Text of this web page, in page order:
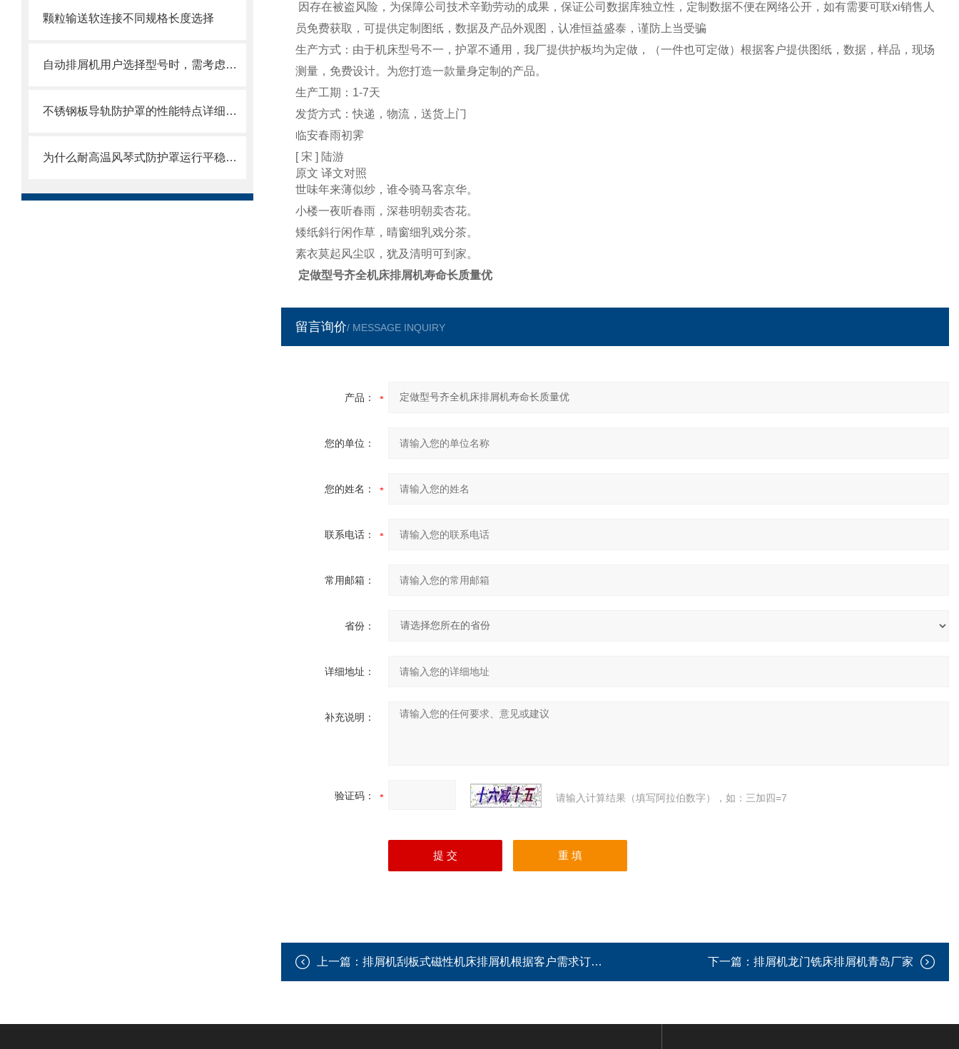
颗粒输送软连接不同规格长度选择
自动排屑机用户选择型号时，需考虑哪些事项？
不锈钢板导轨防护罩的性能特点详细分析
为什么耐高温风琴式防护罩运行平稳且无噪音？
因存在被盗风险，为保障公司技术辛勤劳动的成果，保证公司数据库独立性，定制数据不便在网络公开，如有需要可联xi销售人
员免费获取，可提供定制图纸，数据及产品外观图，认准恒益盛泰 ，谨防上当受骗
生产方式：由于机床型号不一，护罩不通用，我厂提供护板均为定做，（一件也可定做）根据客户提供图纸，数据，样品，现场
测量，免费设计。为您打造一款量身定制的产品。
生产工期：1-7天
发货方式：快递，物流，送货上门
临安春雨初霁
[ 宋 ] 陆游
原文 译文对照
世味年来薄似纱，谁令骑马客京华。
小楼一夜听春雨，深巷明朝卖杏花。
矮纸斜行闲作草，晴窗细乳戏分茶。
素衣莫起风尘叹，犹及清明可到家。
定做型号齐全机床排屑机寿命长质量优
留言询价/ MESSAGE INQUIRY
产品：
您的单位：
您的姓名：
联系电话：
常用邮箱：
省份：
详细地址：
补充说明：
验证码： 请输入计算结果（填写阿拉伯数字），如：三加四=7
上一篇： 排屑机刮板式磁性机床排屑机根据客户需求订做厂家 下一篇： 排屑机龙门铣床排屑机青岛厂家